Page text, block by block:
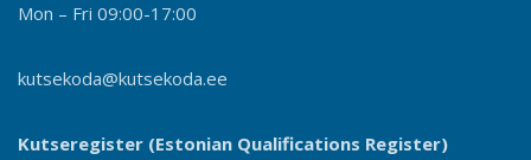
Mon – Fri 09:00-17:00
kutsekoda@kutsekoda.ee
Kutseregister (Estonian Qualifications Register)